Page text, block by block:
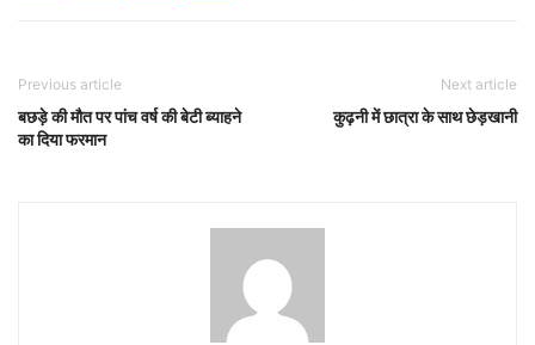
Previous article
बछड़े की मौत पर पांच वर्ष की बेटी ब्याहने
का दिया फरमान
Next article
कुढ़नी में छात्रा के साथ छेड़खानी